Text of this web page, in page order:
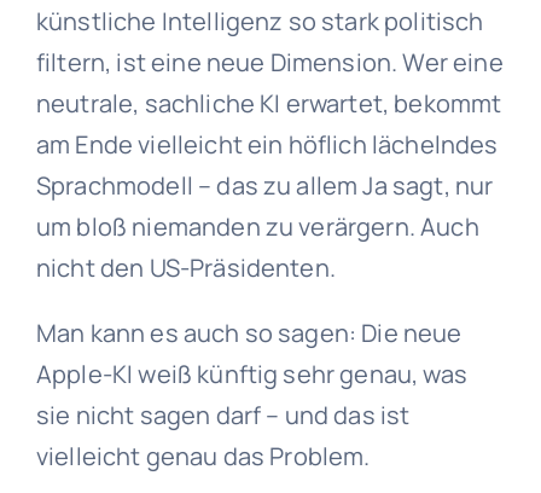
künstliche Intelligenz so stark politisch
filtern, ist eine neue Dimension. Wer eine
neutrale, sachliche KI erwartet, bekommt
am Ende vielleicht ein höflich lächelndes
Sprachmodell – das zu allem Ja sagt, nur
um bloß niemanden zu verärgern. Auch
nicht den US-Präsidenten.
Man kann es auch so sagen: Die neue
Apple-KI weiß künftig sehr genau, was
sie nicht sagen darf – und das ist
vielleicht genau das Problem.